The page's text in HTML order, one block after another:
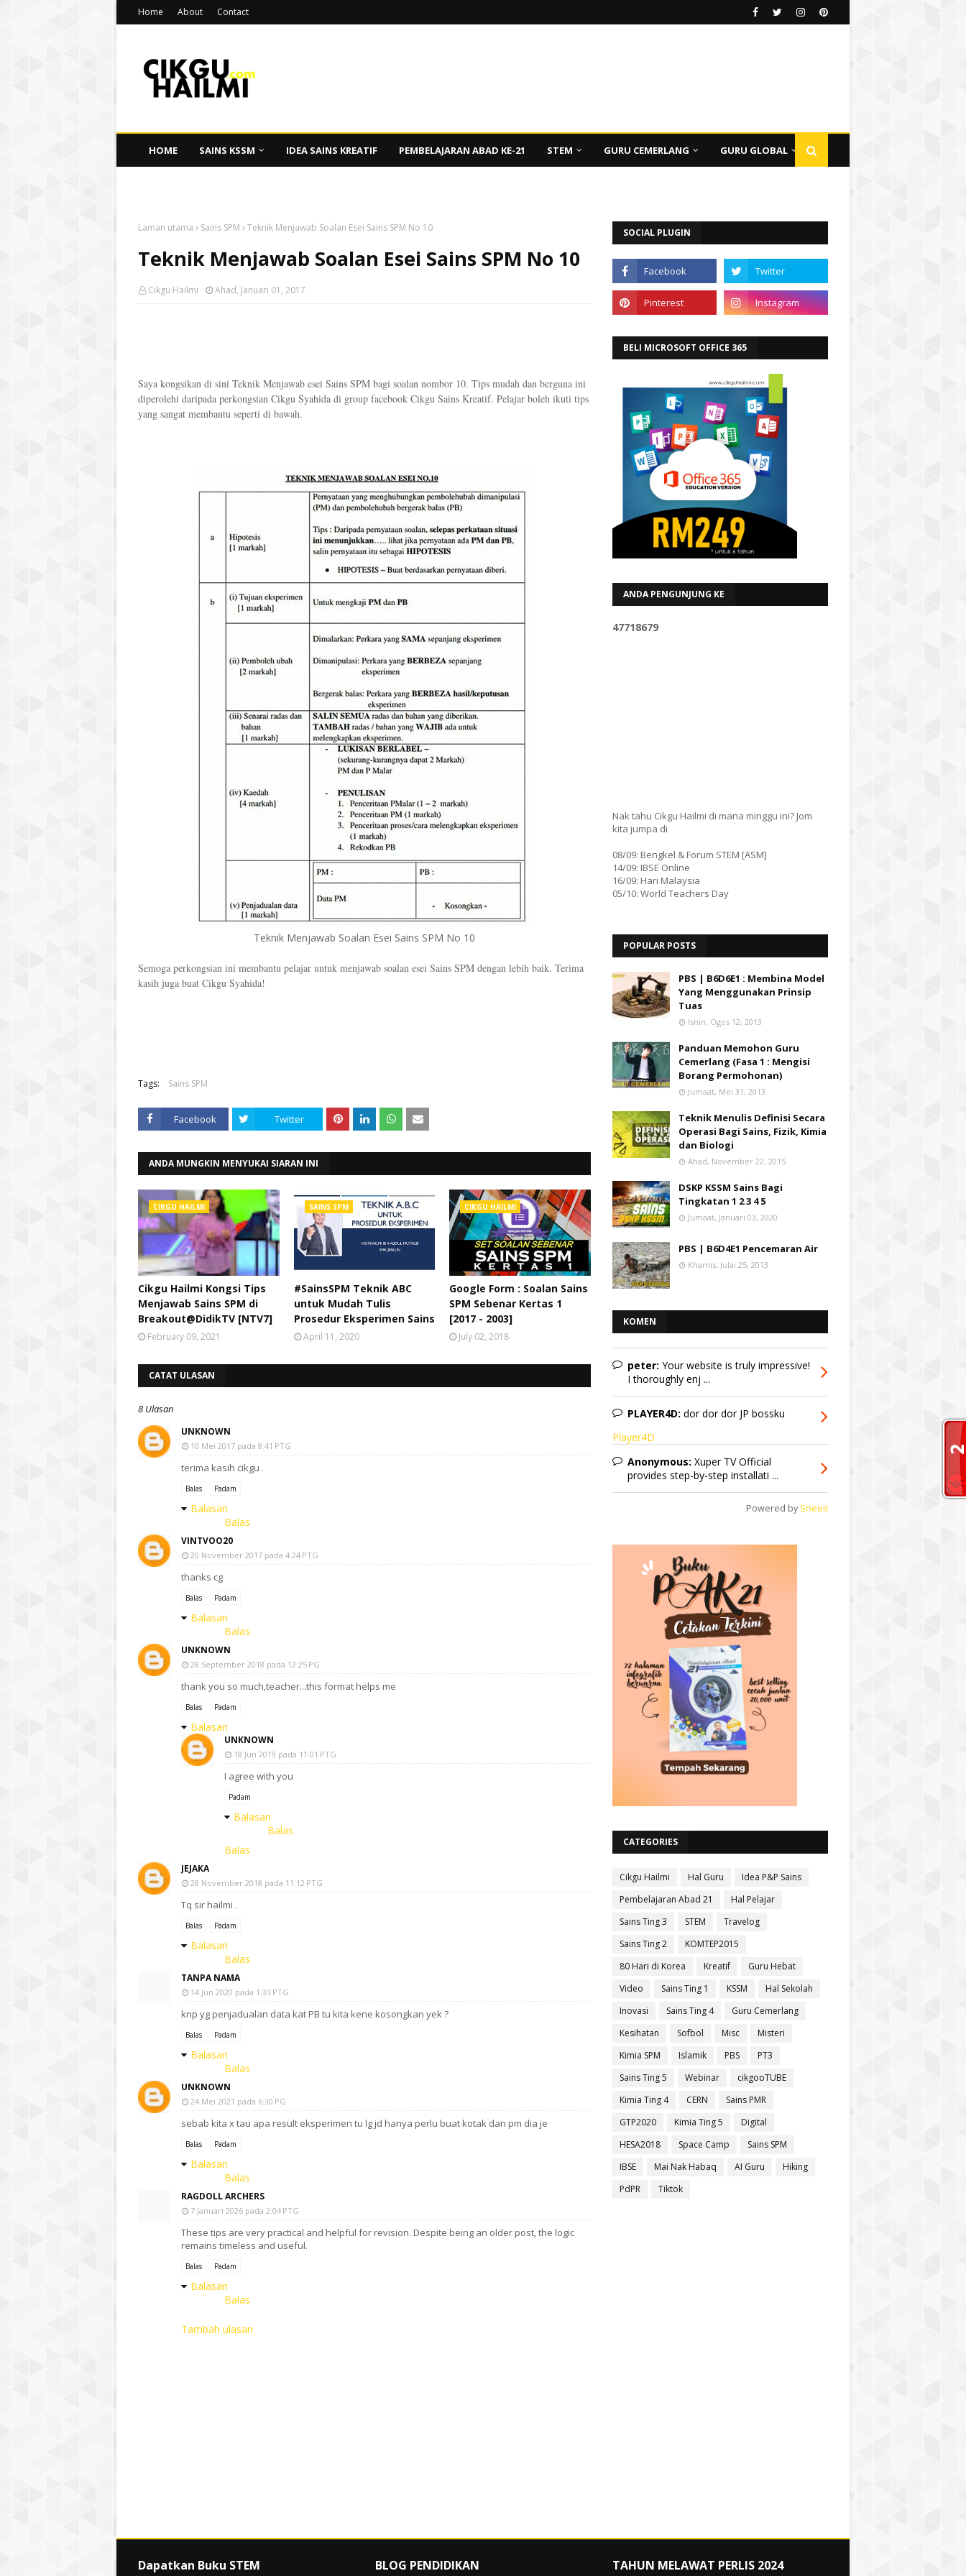
Home About Contact
HOME SAINS KSSM IDEA SAINS KREATIF PEMBELAJARAN ABAD KE-21 STEM GURU CEMERLANG GURU GLOBAL
Laman utama Sains SPM Teknik Menjawab Soalan Esei Sains SPM No 10
Teknik Menjawab Soalan Esei Sains SPM No 10
Cikgu Hailmi Ahad, Januari 01, 2017
Saya kongsikan di sini Teknik Menjawab esei Sains SPM bagi soalan nombor 10. Tips mudah dan berguna ini
diperolehi daripada perkongsian Cikgu Syahida di group facebook Cikgu Sains Kreatif. Pelajar boleh ikuti tips
yang sangat membantu seperti di bawah.
Teknik Menjawab Soalan Esei Sains SPM No 10
Semoga perkongsian ini membantu pelajar untuk menjawab soalan esei Sains SPM dengan lebih baik. Terima
kasih juga buat Cikgu Syahida!
Tags: Sains SPM
Facebook Twitter
ANDA MUNGKIN MENYUKAI SIARAN INI
CIKGU HAILMI
Cikgu Hailmi Kongsi Tips
Menjawab Sains SPM di
Breakout@DidikTV [NTV7]
February 09, 2021
SAINS SPM
#SainsSPM Teknik ABC
untuk Mudah Tulis
Prosedur Eksperimen Sains
April 11, 2020
CIKGU HAILMI
Google Form : Soalan Sains
SPM Sebenar Kertas 1
[2017 - 2003]
July 02, 2018
CATAT ULASAN
8 Ulasan
UNKNOWN
10 Mei 2017 pada 8:41 PTG
terima kasih cikgu .
Balas Padam
Balasan
Balas
VINTVOO20
20 November 2017 pada 4:24 PTG
thanks cg
Balas Padam
Balasan
Balas
UNKNOWN
28 September 2018 pada 12:25 PG
thank you so much,teacher...this format helps me
Balas Padam
Balasan
UNKNOWN
18 Jun 2019 pada 11:01 PTG
I agree with you
Padam
Balasan
Balas
Balas
JEJAKA
28 November 2018 pada 11:12 PTG
Tq sir hailmi .
Balas Padam
Balasan
Balas
TANPA NAMA
14 Jun 2020 pada 1:33 PTG
knp yg penjadualan data kat PB tu kita kene kosongkan yek ?
Balas Padam
Balasan
Balas
UNKNOWN
24 Mei 2021 pada 6:30 PG
sebab kita x tau apa result eksperimen tu lg jd hanya perlu buat kotak dan pm dia je
Balas Padam
Balasan
Balas
RAGDOLL ARCHERS
7 Januari 2026 pada 2:04 PTG
These tips are very practical and helpful for revision. Despite being an older post, the logic
remains timeless and useful.
Balas Padam
Balasan
Balas
Tambah ulasan
SOCIAL PLUGIN
BELI MICROSOFT OFFICE 365
ANDA PENGUNJUNG KE
47718679
Nak tahu Cikgu Hailmi di mana minggu ini? Jom
kita jumpa di
08/09: Bengkel & Forum STEM [ASM]
14/09: IBSE Online
16/09: Hari Malaysia
05/10: World Teachers Day
POPULAR POSTS
PBS | B6D6E1 : Membina Model
Yang Menggunakan Prinsip
Tuas
Isnin, Ogos 12, 2013
Panduan Memohon Guru
Cemerlang (Fasa 1 : Mengisi
Borang Permohonan)
Jumaat, Mei 31, 2013
Teknik Menulis Definisi Secara
Operasi Bagi Sains, Fizik, Kimia
dan Biologi
Ahad, November 22, 2015
DSKP KSSM Sains Bagi
Tingkatan 1 2 3 4 5
Jumaat, Januari 03, 2020
PBS | B6D4E1 Pencemaran Air
Khamis, Julai 25, 2013
KOMEN
peter: Your website is truly impressive!
I thoroughly enj ...
PLAYER4D: dor dor dor JP bossku
Player4D
Anonymous: Xuper TV Official
provides step-by-step installati ...
Powered by Sneeit
CATEGORIES
Cikgu Hailmi Hal Guru
Idea P&P Sains
Pembelajaran Abad 21
Hal Pelajar
Sains Ting 3
STEM
Travelog
Sains Ting 2
KOMTEP2015
80 Hari di Korea
Kreatif
Guru Hebat
Video
Sains Ting 1 KSSM
Hal Sekolah
Inovasi
Sains Ting 4
Guru Cemerlang
Kesihatan
Sofbol Misc
Misteri
Kimia SPM
Islamik PBS
PT3
Sains Ting 5
Webinar
cikgooTUBE
Kimia Ting 4
CERN
Sains PMR
GTP2020
Kimia Ting 5
Digital
HESA2018
Space Camp
Sains SPM
IBSE
Mai Nak Habaq AI Guru
Hiking
PdPR
Tiktok
Dapatkan Buku STEM BLOG PENDIDIKAN TAHUN MELAWAT PERLIS 2024